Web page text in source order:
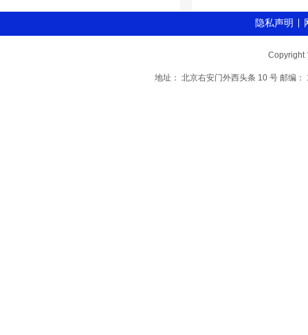
隐私声明
Copyright
地址： 北京右安门外西头条 10 号 邮编